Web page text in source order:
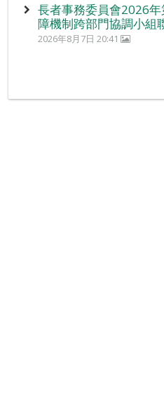
長者事務委員會2026
障機制跨部門協調小組
2026年8月7日 20:41